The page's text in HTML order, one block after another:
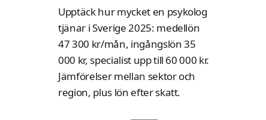
Upptäck hur mycket en psykolog
tjänar i Sverige 2025: medellön
47 300 kr/mån, ingångslön 35
000 kr, specialist upp till 60 000 kr.
Jämförelser mellan sektor och
region, plus lön efter skatt.